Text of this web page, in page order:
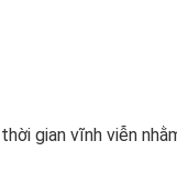
gian vĩnh viễn